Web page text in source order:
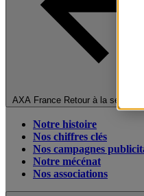
AXA France Retour à la section
Notre histoire
Nos chiffres clés
Nos campagnes
Notre mécénat
Nos associations